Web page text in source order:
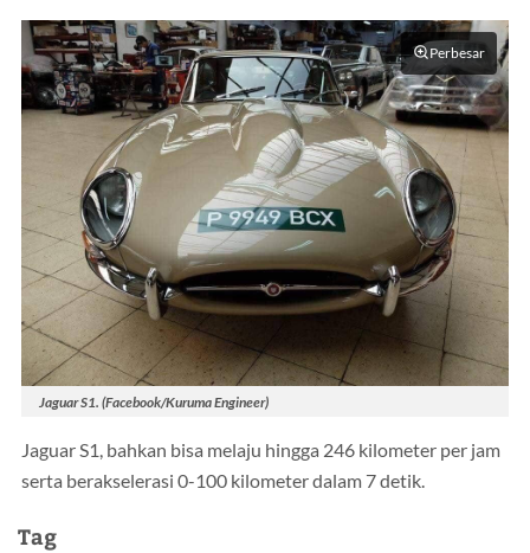
Perbesar
Jaguar S1. (Facebook/Kuruma Engineer)
Jaguar S1, bahkan bisa melaju hingga 246 kilometer per jam
serta berakselerasi 0-100 kilometer dalam 7 detik.
Tag